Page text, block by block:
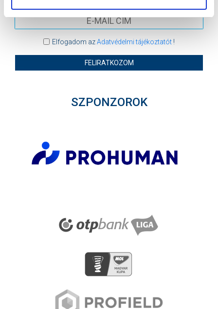
Elfogadom azAdatvédelmi tájékoztatót!
FELIRATKOZOM
SZPONZOROK